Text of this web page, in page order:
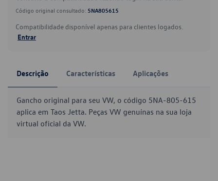
Código original consultado: 5NA805615
Compatibilidade disponível apenas para clientes logados.
Entrar
Descrição Características Aplicações
Gancho original para seu VW, o código 5NA-805-615
aplica em Taos Jetta. Peças VW genuínas na sua loja
virtual oficial da VW.